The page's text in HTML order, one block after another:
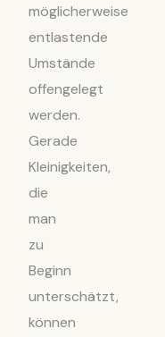
möglicherweise
entlastende
Umstände
offengelegt
werden.
Gerade
Kleinigkeiten,
die
man
zu
Beginn
unterschätzt,
können